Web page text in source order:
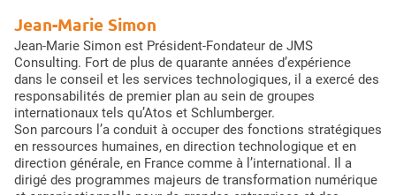
Jean-Marie Simon
Jean-Marie Simon est Président-Fondateur de JMS
Consulting. Fort de plus de quarante années d’expérience
dans le conseil et les services technologiques, il a exercé des
responsabilités de premier plan au sein de groupes
internationaux tels qu’Atos et Schlumberger.
Son parcours l’a conduit à occuper des fonctions stratégiques
en ressources humaines, en direction technologique et en
direction générale, en France comme à l’international. Il a
dirigé des programmes majeurs de transformation numérique